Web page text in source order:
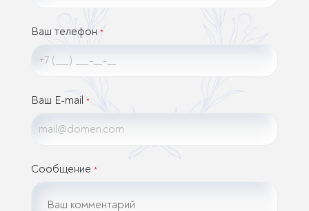
Ваш телефон *
Ваш E-mail *
Сообщение *